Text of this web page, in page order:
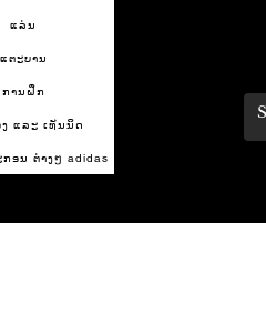
ແລ່ນ
ແຕະບານ
ການຝຶກ
ງ ແລະ ເທັນນິດ
ກອນ ຕ່າງໆ adidas